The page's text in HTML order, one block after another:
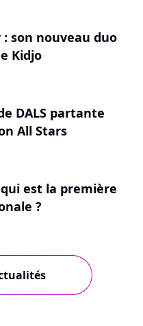
son nouveau duo
Kidjo
DALS partante
All Stars
est la première
?